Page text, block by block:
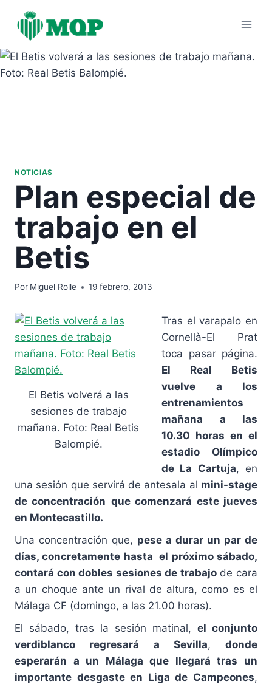
contenido
NOTICIAS
Plan especial de
trabajo en el
Betis
Por Miguel Rolle 19 febrero, 2013
El Betis volverá a las
sesiones de trabajo
mañana. Foto: Real Betis
Balompié.
Tras el varapalo en
Cornellà-El Prat
toca pasar página.
El Real Betis
vuelve a los
entrenamientos
mañana a las
10.30 horas en el
estadio Olímpico
de La Cartuja, en
una sesión que servirá de antesala al mini-stage
de concentración que comenzará este jueves
en Montecastillo.
Una concentración que, pese a durar un par de
días, concretamente hasta el próximo sábado,
contará con dobles sesiones de trabajode cara
a un choque ante un rival de altura, como es el
Málaga CF (domingo, a las 21.00 horas).
El sábado, tras la sesión matinal, el conjunto
verdiblanco regresará a Sevilla, donde
esperarán a un Málaga que llegará tras un
importante desgaste en Liga de Campeones,